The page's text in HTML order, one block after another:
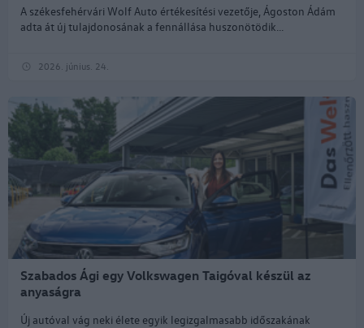
A székesfehérvári Wolf Auto értékesítési vezetője, Ágoston Ádám
adta át új tulajdonosának a fennállása huszonötödik...
2026. június. 24.
Szabados Ági egy Volkswagen Taigóval készül az
anyaságra
Új autóval vág neki élete egyik legizgalmasabb időszakának